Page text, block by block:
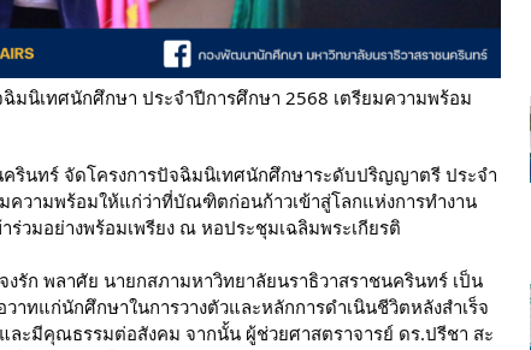
มนิเทศนักศึกษา ประจำปีการศึกษา 2568 เตรียมความพร้อม
รินทร์ จัดโครงการปัจฉิมนิเทศนักศึกษาระดับปริญญาตรี ประจำ
ความพร้อมให้แก่ว่าที่บัณฑิตก่อนก้าวเข้าสู่โลกแห่งการทำงาน
วมอย่างพร้อมเพรียง ณ หอประชุมเฉลิมพระเกียรติ
รัก พลาศัย นายกสภามหาวิทยาลัยนราธิวาสราชนครินทร์ เป็น
ทแก่นักศึกษาในการวางตัวและหลักการดำเนินชีวิตหลังสำเร็จ
ะมีคุณธรรมต่อสังคม จากนั้น ผู้ช่วยศาสตราจารย์ ดร.ปรีชา สะ